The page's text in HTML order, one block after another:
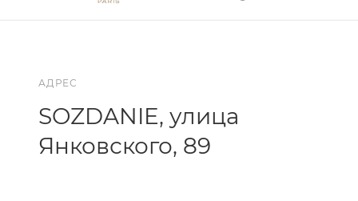
АДРЕС
SOZDANIE, улица
Янковского, 89